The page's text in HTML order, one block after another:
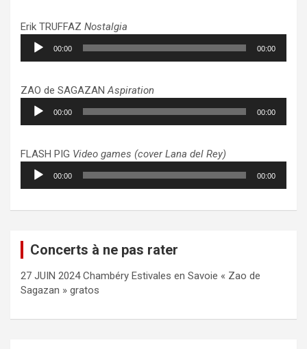
Erik TRUFFAZ Nostalgia
Lecteur
audio
00:00 00:00
ZAO de SAGAZANAspiration
Lecteur
audio
00:00 00:00
FLASH PIG Video games (cover Lana del Rey)
Lecteur
audio
00:00 00:00
Concerts à ne pas rater
27 JUIN 2024 Chambéry Estivales en Savoie « Zao de
Sagazan » gratos